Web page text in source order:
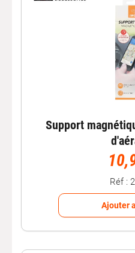
Support
Réf :
Ajouter